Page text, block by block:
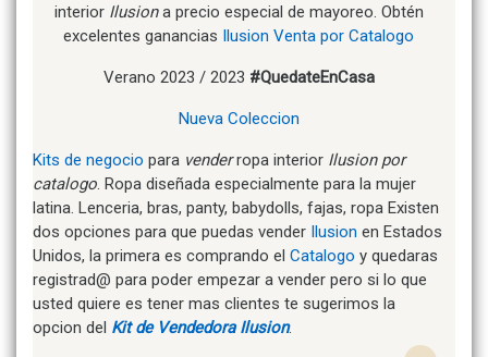
interior Ilusiona precio especial de mayoreo. Obtén
excelentes ganancias Ilusion Venta por Catalogo
Verano 2023 / 2023 #QuedateEnCasa
Nueva Coleccion
Kits de negocio para venderropa interior Ilusion por
catalogo. Ropa diseñada especialmente para la mujer
latina. Lenceria, bras, panty, babydolls, fajas, ropa Existen
dos opciones para que puedas vender Ilusion en Estados
Unidos, la primera es comprando el Catalogo y quedaras
registrad@ para poder empezar a vender pero si lo que
usted quiere es tener mas clientes te sugerimos la
opcion del Kit de Vendedora Ilusion.